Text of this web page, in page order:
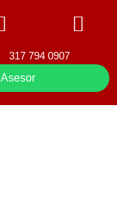
317 794 0907
Asesor